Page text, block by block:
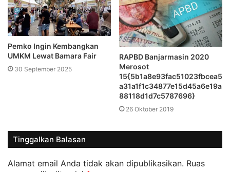
Pemko Ingin Kembangkan
UMKM Lewat Bamara Fair
30 September 2025
RAPBD Banjarmasin 2020
Merosot
15{5b1a8e93fac51023fbcea5
a31a1f1c34877e15d45a6e19a
88118d1d7c5787696}
26 Oktober 2019
Tinggalkan Balasan
Alamat email Anda tidak akan dipublikasikan. Ruas